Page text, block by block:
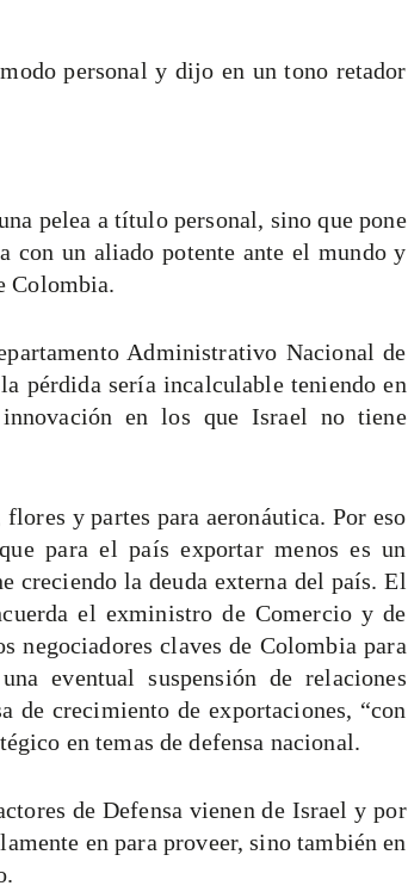
personal y dijo en un tono retador
pelea a título personal, sino que pone
con un aliado potente ante el mundo y
Colombia.
Administrativo Nacional de
pérdida sería incalculable teniendo en
en los que Israel no tiene
y partes para aeronáutica. Por eso
para el país exportar menos es un
creciendo la deuda externa del país. El
el exministro de Comercio y de
negociadores claves de Colombia para
eventual suspensión de relaciones
de crecimiento de exportaciones, “con
en temas de defensa nacional.
de Defensa vienen de Israel y por
en para proveer, sino también en